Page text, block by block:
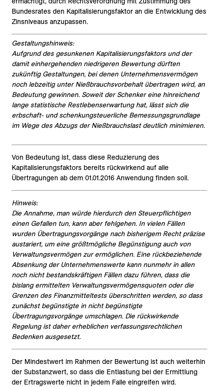
Bundesrates den Kapitalisierungsfaktor an die Entwicklung des
Zinsniveaus anzupassen.
Gestaltungshinweis:
Aufgrund des gesunkenen Kapitalisierungsfaktors und der
damit einhergehenden niedrigeren Bewertung dürften
zukünftig Gestaltungen, bei denen Unternehmensvermögen
noch lebzeitig unter Nießbrauchsvorbehalt übertragen wird, an
Bedeutung gewinnen. Soweit der Schenker eine hinreichend
lange statistische Restlebenserwartung hat, lässt sich die
erbschaft- und schenkungsteuerliche Bemessungsgrundlage
im Wege des Abzugs der Nießbrauchslast deutlich minimieren.
Von Bedeutung ist, dass diese Reduzierung des
Kapitalisierungsfaktors bereits rückwirkend auf alle
Übertragungen ab dem 01.01.2016 Anwendung finden soll.
Hinweis:
Die Annahme, man würde hierdurch den Steuerpflichtigen
einen Gefallen tun, kann aber fehlgehen. In vielen Fällen
wurden Übertragungsvorgänge nach bisherigem Recht präzise
austariert, um eine größtmögliche Begünstigung auch von
Verwaltungsvermögen zur ermöglichen. Eine rückbeziehende
Absenkung der Unternehmenswerte kann nunmehr in allen
noch nicht bestandskräftigen Fällen dazu führen, dass die
bislang ermittelten Verwaltungsvermögensquoten oder die
Grenzen des Finanzmitteltests überschritten werden, so dass
zunächst begünstigte in nicht begünstigte
Übertragungsvorgänge umschlagen. Die rückwirkende
Regelung ist daher erheblichen verfassungsrechtlichen
Bedenken ausgesetzt.
Der Mindestwert im Rahmen der Bewertung ist auch weiterhin
der Substanzwert, so dass die Entlastung bei der Ermittlung
der Ertragswerte nicht in jedem Falle eingreifen wird.